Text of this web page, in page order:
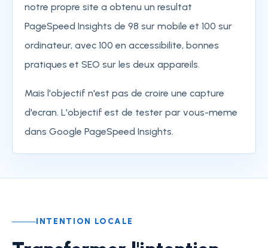
notre propre site a obtenu un resultat
PageSpeed Insights de 98 sur mobile et 100 sur
ordinateur, avec 100 en accessibilite, bonnes
pratiques et SEO sur les deux appareils.
Mais l'objectif n'est pas de croire une capture
d'ecran. L'objectif est de tester par vous-meme
dans Google PageSpeed Insights.
INTENTION LOCALE